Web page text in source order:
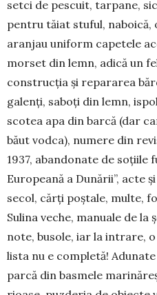
setci de pescuit, tarpane,
pentru tăiat stuful, naboică,
aranjau uniform ca­petele
morset din lemn, adică un
cons­trucția și repararea
galenți, sa­boți din lemn,
scotea apa din bar­că (dar
băut vodca), nu­mere din
1937, abandonate de soțiile
Europeană a Du­nă­rii”, acte
secol, cărți poș­ta­le, multe,
Sulina veche, manuale de
note, bu­sole, iar la intrare,
lista nu e completă!
par­că din basmele